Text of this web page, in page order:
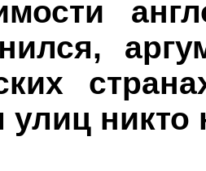
улиц никто